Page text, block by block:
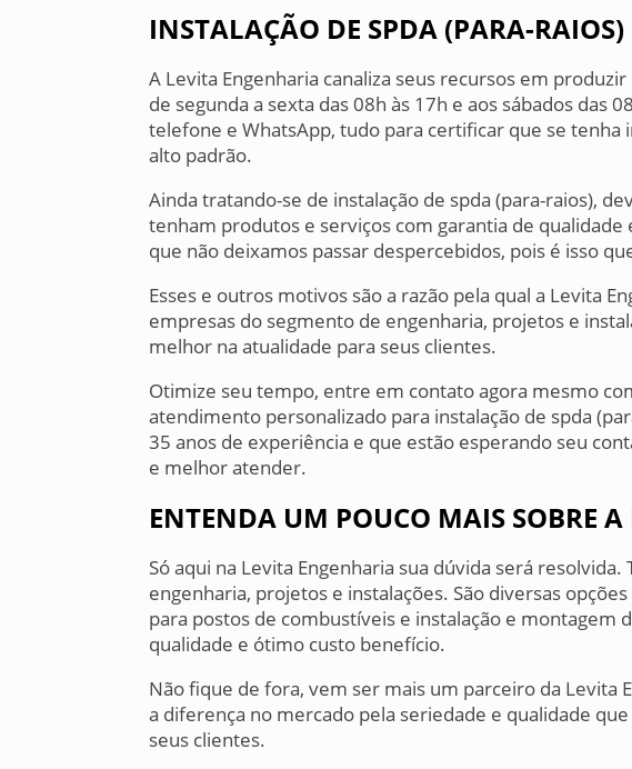
INSTALAÇÃO DE SPDA (PARA-RAIOS)
A Levita Engenharia canaliza seus recursos em
de segunda a sexta das 08h às 17h e aos sábados das
telefone e WhatsApp, tudo para certificar que se tenha
alto padrão.
Ainda tratando-se de instalação de spda (para-raios),
tenham produtos e serviços com garantia de
que não deixamos passar despercebidos, pois é isso
Esses e outros motivos são a razão pela qual a Levita
empresas do segmento de engenharia, projetos e
melhor na atualidade para seus clientes.
Otimize seu tempo, entre em contato agora mesmo
atendimento personalizado para instalação de spda
35 anos de experiência e que estão esperando seu
e melhor atender.
ENTENDA UM POUCO MAIS SOBRE
Só aqui na Levita Engenharia sua dúvida será
engenharia, projetos e instalações. São diversas
para postos de combustíveis e instalação e montagem
qualidade e ótimo custo benefício.
Não fique de fora, vem ser mais um parceiro da Levita
a diferença no mercado pela seriedade e qualidade
seus clientes.